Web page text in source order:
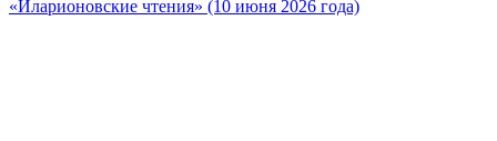
«Иларионовские чтения» (10 июня 2026 года)